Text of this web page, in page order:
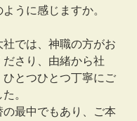
うに感じますか。
では、神職の方がお
さり、由緒から社
とつひとつ丁寧にご
。
の最中でもあり、ご本